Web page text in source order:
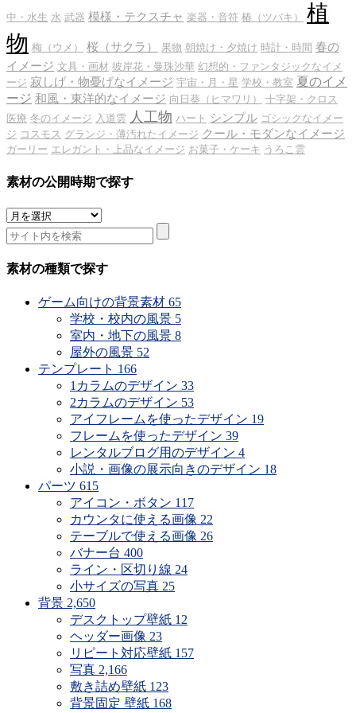
中・水生 水 武器 模様・テクスチャ 楽器・音符 椿（ツバキ）
植
物 梅（ウメ） 桜（サクラ） 果物 朝焼け・夕焼け 時計・時間 春の
イメージ 文具・画材 彼岸花・曼珠沙華 幻想的・ファンタジックなイメ
ージ 寂しげ・物憂げなイメージ 宇宙・月・星 学校・教室 夏のイメ
ージ 和風・東洋的なイメージ 向日葵（ヒマワリ）
十字架・クロス
医療 冬のイメージ 入道雲 人工物 ハート シンプル ゴシックなイメー
ジ コスモス グランジ・薄汚れたイメージ クール・モダンなイメージ
ガーリー エレガント・上品なイメージ お菓子・ケーキ うろこ雲
素材の公開時期で探す
素
材
の
公
素材の種類で探す
ゲーム向けの背景素材 65
学校・校内の風景 5
室内・地下の風景 8
屋外の風景 52
テンプレート 166
1カラムのデザイン 33
2カラムのデザイン 53
アイフレームを使ったデザイン 19
フレームを使ったデザイン 39
レンタルブログ用のデザイン 4
小説・画像の展示向きのデザイン 18
パーツ 615
アイコン・ボタン 117
カウンタに使える画像 22
テーブルで使える画像 26
バナー台 400
ライン・区切り線 24
小サイズの写真 25
背景 2,650
デスクトップ壁紙 12
ヘッダー画像 23
リピート対応壁紙 157
写真 2,166
敷き詰め壁紙 123
背景固定 壁紙 168